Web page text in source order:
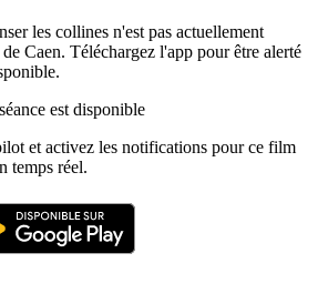
les collines n'est pas actuellement
Caen. Téléchargez l'app pour être alerté
est disponible
et activez les notifications pour ce film
temps réel.